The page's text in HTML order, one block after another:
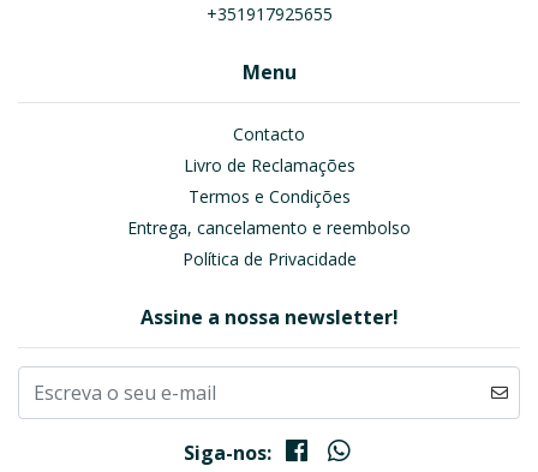
+351917925655
Menu
Contacto
Livro de Reclamações
Termos e Condições
Entrega, cancelamento e reembolso
Política de Privacidade
Assine a nossa newsletter!
Siga-nos: